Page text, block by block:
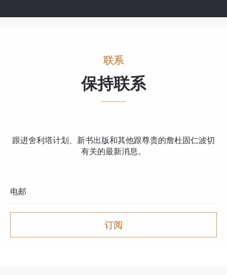
联系
保持联系
跟进舍利塔计划、新书出版和其他跟尊贵的詹杜固仁波切
有关的最新消息。
订阅